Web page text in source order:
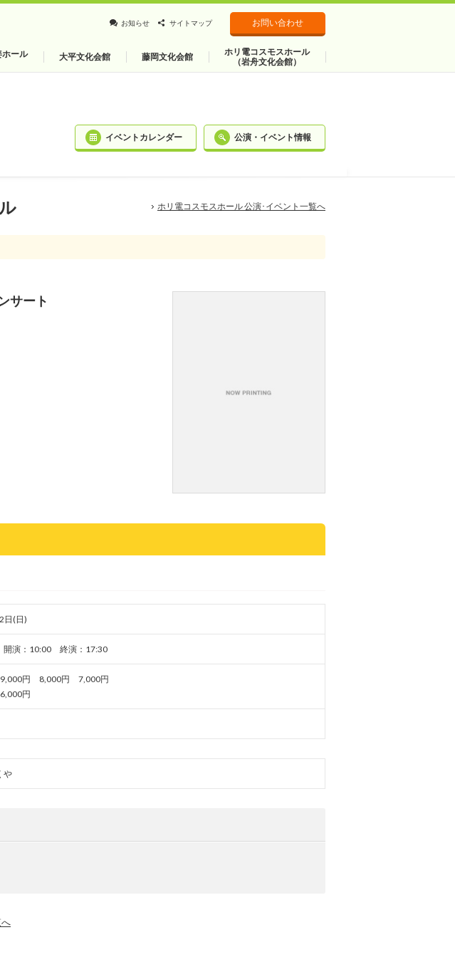
ホール 大平文化会館 藤岡文化会館
ホリ電コスモスホール
（岩舟文化会館）
お知らせ サイトマップ お問い合わせ
イベントカレンダー 公演・イベント情報
ホリ電コスモスホール 公演･イベント一覧へ
サート
日(日)
演：10:00 終演：17:30
円 8,000円 7,000円
円
や